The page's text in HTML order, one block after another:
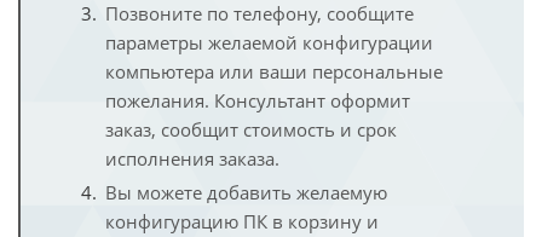
Позвоните по телефону, сообщите
параметры желаемой конфигурации
компьютера или ваши персональные
пожелания. Консультант оформит
заказ, сообщит стоимость и срок
исполнения заказа.
Вы можете добавить желаемую
конфигурацию ПК в корзину и